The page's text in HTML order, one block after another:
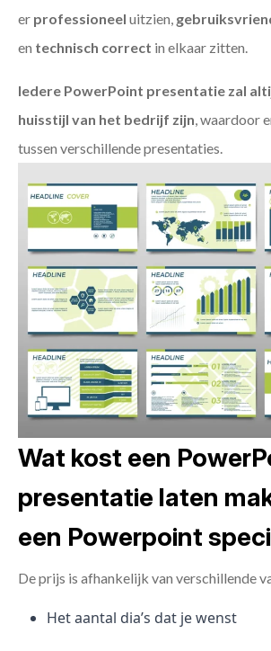
er professioneel uitzien,
en technisch correct in elkaar zitten.
Iedere PowerPoint presentatie zal
huisstijl van het bedrijf zijn, waardoor
tussen verschillende presentaties.
Wat kost een
presentatie laten
een Powerpoint
De prijs is afhankelijk van verschillende
Het aantal dia’s dat je wenst